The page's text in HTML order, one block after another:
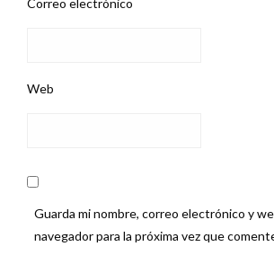
Correo electrónico
Web
Guarda mi nombre, correo electrónico y
navegador para la próxima vez que